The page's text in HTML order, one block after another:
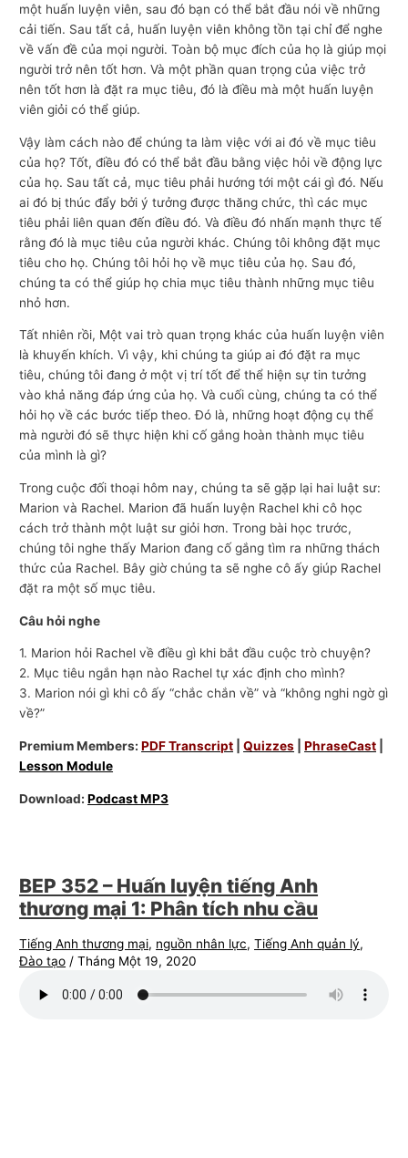
một huấn luyện viên, sau đó bạn có thể bắt đầu nói về những
cải tiến. Sau tất cả, huấn luyện viên không tồn tại chỉ để nghe
về vấn đề của mọi người. Toàn bộ mục đích của họ là giúp mọi
người trở nên tốt hơn. Và một phần quan trọng của việc trở
nên tốt hơn là đặt ra mục tiêu, đó là điều mà một huấn luyện
viên giỏi có thể giúp.
Vậy làm cách nào để chúng ta làm việc với ai đó về mục tiêu
của họ? Tốt, điều đó có thể bắt đầu bằng việc hỏi về động lực
của họ. Sau tất cả, mục tiêu phải hướng tới một cái gì đó. Nếu
ai đó bị thúc đẩy bởi ý tưởng được thăng chức, thì các mục
tiêu phải liên quan đến điều đó. Và điều đó nhấn mạnh thực tế
rằng đó là mục tiêu của người khác. Chúng tôi không đặt mục
tiêu cho họ. Chúng tôi hỏi họ về mục tiêu của họ. Sau đó,
chúng ta có thể giúp họ chia mục tiêu thành những mục tiêu
nhỏ hơn.
Tất nhiên rồi, Một vai trò quan trọng khác của huấn luyện viên
là khuyến khích. Vì vậy, khi chúng ta giúp ai đó đặt ra mục
tiêu, chúng tôi đang ở một vị trí tốt để thể hiện sự tin tưởng
vào khả năng đáp ứng của họ. Và cuối cùng, chúng ta có thể
hỏi họ về các bước tiếp theo. Đó là, những hoạt động cụ thể
mà người đó sẽ thực hiện khi cố gắng hoàn thành mục tiêu
của mình là gì?
Trong cuộc đối thoại hôm nay, chúng ta sẽ gặp lại hai luật sư:
Marion và Rachel. Marion đã huấn luyện Rachel khi cô học
cách trở thành một luật sư giỏi hơn. Trong bài học trước,
chúng tôi nghe thấy Marion đang cố gắng tìm ra những thách
thức của Rachel. Bây giờ chúng ta sẽ nghe cô ấy giúp Rachel
đặt ra một số mục tiêu.
Câu hỏi nghe
1. Marion hỏi Rachel về điều gì khi bắt đầu cuộc trò chuyện?
2. Mục tiêu ngắn hạn nào Rachel tự xác định cho mình?
3. Marion nói gì khi cô ấy “chắc chắn về” và “không nghi ngờ gì
về?”
Premium Members:PDF Transcript |Quizzes |PhraseCast
Lesson Module
Download:Podcast MP3
BEP 352 – Huấn luyện tiếng Anh
thương mại 1: Phân tích nhu cầu
Tiếng Anh thương mại, nguồn nhân lực,Tiếng Anh quản lý,
Đào tạo /Tháng Một 19, 2020